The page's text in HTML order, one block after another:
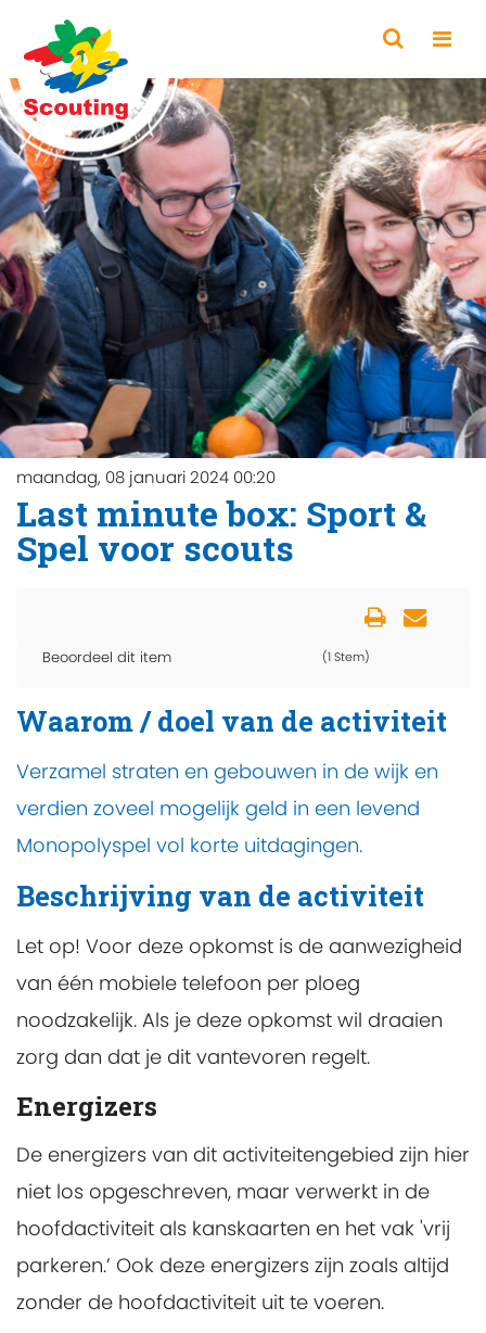
maandag, 08 januari 2024 00:20
Last minute box: Sport &
Spel voor scouts
Beoordeel dit item (1 Stem)
Waarom / doel van de activiteit
Verzamel straten en gebouwen in de wijk en
verdien zoveel mogelijk geld in een levend
Monopolyspel vol korte uitdagingen.
Beschrijving van de activiteit
Let op! Voor deze opkomst is de aanwezigheid
van één mobiele telefoon per ploeg
noodzakelijk. Als je deze opkomst wil draaien
zorg dan dat je dit vantevoren regelt.
Energizers
De energizers van dit activiteitengebied zijn hier
niet los opgeschreven, maar verwerkt in de
hoofdactiviteit als kanskaarten en het vak 'vrij
parkeren.’ Ook deze energizers zijn zoals altijd
zonder de hoofdactiviteit uit te voeren.